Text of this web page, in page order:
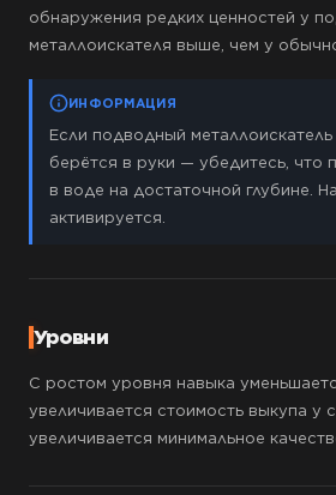
обнаружения редких ценностей у
металлоискателя выше, чем у
ИНФОРМАЦИЯ
Если подводный
берётся в руки — убедитесь, что
в воде на достаточной глубине.
активируется.
Уровни
С ростом уровня навыка
увеличивается стоимость выкупа у
увеличивается минимальное